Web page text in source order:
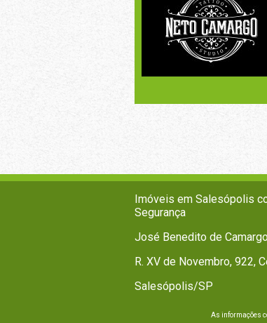
Imóveis em Salesópolis
Segurança
José Benedito de
R. XV de Novembro, 922,
Salesópolis/SP
As informações